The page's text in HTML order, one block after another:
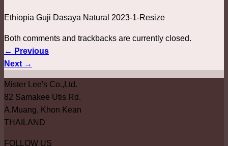
Ethiopia Guji Dasaya Natural 2023-1-Resize
Both comments and trackbacks are currently closed.
← Previous
Next →
Mister Lee's Co.,Ltd.
82 Samakee Utis Rd.
A.Muang, Khon Kean
THAILAND
FOLLOW US